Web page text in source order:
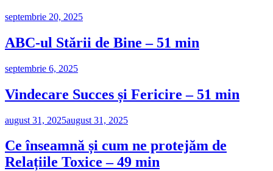
septembrie 20, 2025
ABC-ul Stării de Bine – 51 min
septembrie 6, 2025
Vindecare Succes și Fericire – 51 min
august 31, 2025august 31, 2025
Ce înseamnă și cum ne protejăm de
Relațiile Toxice – 49 min